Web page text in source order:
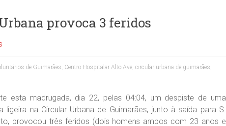
provoca 3 feridos
de Guimarães, Centro Hospitalar Alto Ave, circular urbana de guimarães,
esta madrugada, dia 22, pelas 04:04, um despiste de uma
ligeira na Circular Urbana de Guimarães, junto à saída para S.
provocou três feridos (dois homens ambos com 23 anos e